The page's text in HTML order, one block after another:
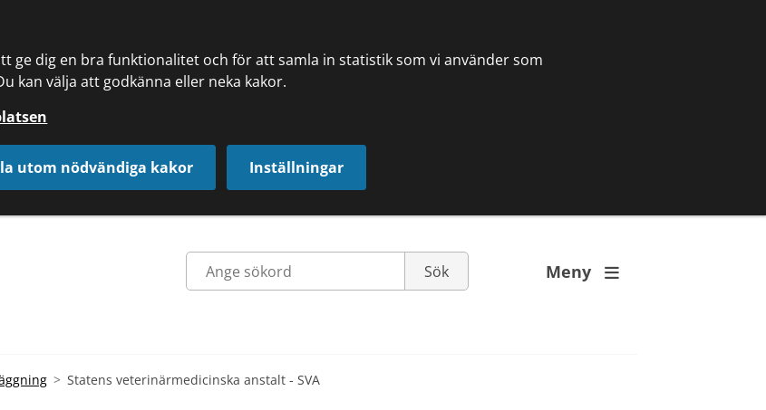
ge dig en bra funktionalitet och för att samla in statistik som vi använder som
kan välja att godkänna eller neka kakor.
utom nödvändiga kakor Inställningar
Meny 
Statens veterinärmedicinska anstalt - SVA